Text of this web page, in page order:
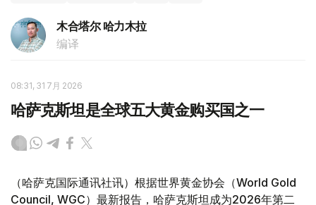
木合塔尔 哈力木拉
编译
08:31, 31 7月 2026
哈萨克斯坦是全球五大黄金购买国之一
（哈萨克国际通讯社讯）根据世界黄金协会（World Gold
Council, WGC）最新报告，哈萨克斯坦成为2026年第二